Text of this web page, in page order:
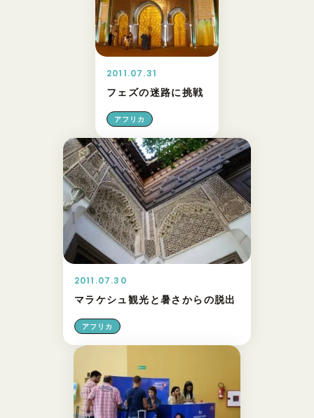
2011.07.31
フェズの迷路に挑戦
アフリカ
2011.07.30
マラケシュ観光と暑さからの脱出
アフリカ